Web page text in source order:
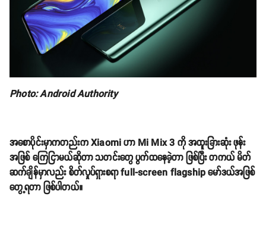
Photo: Android Authority
အစောပိုင်းမှာကတည်းက Xiaomi ဟာ Mi Mix 3 ကို အထူးခြားဆုံး ဖုန်း
အဖြစ် ကြေငြာမယ်ဆိုတာ သတင်းတွေ ပွက်ထနေခဲ့တာ ဖြစ်ပြီး တကယ် မိတ်
ဆက်ချိန်မှာလည်း စိတ်လှုပ်ရှားစရာ full-screen flagship မော်ဒယ်အဖြစ်
တွေ့ရတာ ဖြစ်ပါတယ်။